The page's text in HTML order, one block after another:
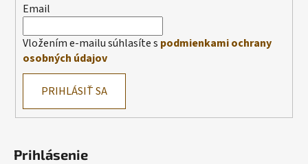
Email
Vložením e-mailu súhlasíte s podmienkami ochrany
osobných údajov
PRIHLÁSIŤ SA
Prihlásenie